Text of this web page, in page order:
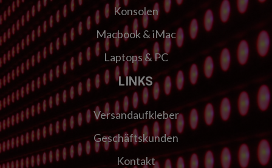
Konsolen
Macbook & iMac
Laptops & PC
LINKS
Versandaufkleber
Geschäftskunden
Kontakt